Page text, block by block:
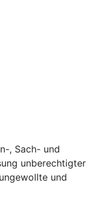
, Sach- und
unberechtigter
und